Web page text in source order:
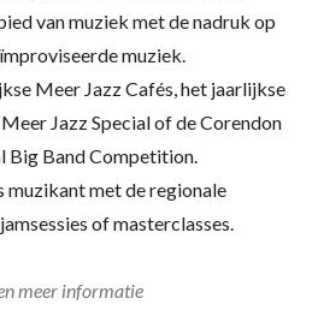
van muziek met de nadruk op
muziek.
Meer Jazz Cafés, het jaarlijkse
Jazz Special of de Corendon
Big Band Competition.
muzikant met de regionale
of masterclasses.
meer informatie